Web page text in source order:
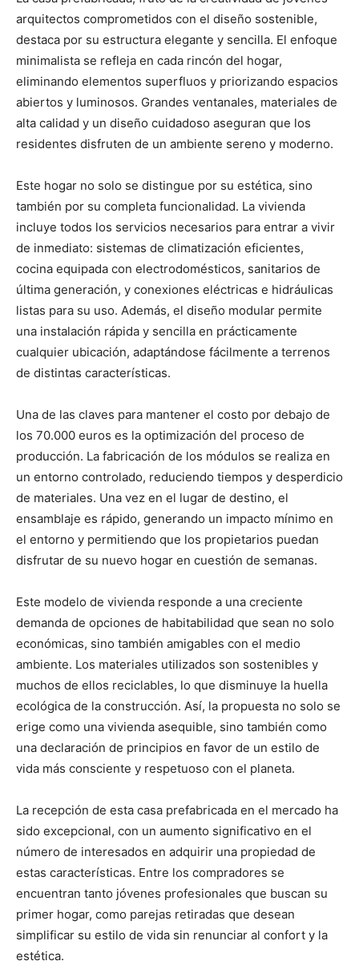
arquitectos comprometidos con el diseño sostenible,
destaca por su estructura elegante y sencilla. El enfoque
minimalista se refleja en cada rincón del hogar,
eliminando elementos superfluos y priorizando espacios
abiertos y luminosos. Grandes ventanales, materiales de
alta calidad y un diseño cuidadoso aseguran que los
residentes disfruten de un ambiente sereno y moderno.
Este hogar no solo se distingue por su estética, sino
también por su completa funcionalidad. La vivienda
incluye todos los servicios necesarios para entrar a vivir
de inmediato: sistemas de climatización eficientes,
cocina equipada con electrodomésticos, sanitarios de
última generación, y conexiones eléctricas e hidráulicas
listas para su uso. Además, el diseño modular permite
una instalación rápida y sencilla en prácticamente
cualquier ubicación, adaptándose fácilmente a terrenos
de distintas características.
Una de las claves para mantener el costo por debajo de
los 70.000 euros es la optimización del proceso de
producción. La fabricación de los módulos se realiza en
un entorno controlado, reduciendo tiempos y desperdicio
de materiales. Una vez en el lugar de destino, el
ensamblaje es rápido, generando un impacto mínimo en
el entorno y permitiendo que los propietarios puedan
disfrutar de su nuevo hogar en cuestión de semanas.
Este modelo de vivienda responde a una creciente
demanda de opciones de habitabilidad que sean no solo
económicas, sino también amigables con el medio
ambiente. Los materiales utilizados son sostenibles y
muchos de ellos reciclables, lo que disminuye la huella
ecológica de la construcción. Así, la propuesta no solo se
erige como una vivienda asequible, sino también como
una declaración de principios en favor de un estilo de
vida más consciente y respetuoso con el planeta.
La recepción de esta casa prefabricada en el mercado ha
sido excepcional, con un aumento significativo en el
número de interesados en adquirir una propiedad de
estas características. Entre los compradores se
encuentran tanto jóvenes profesionales que buscan su
primer hogar, como parejas retiradas que desean
simplificar su estilo de vida sin renunciar al confort y la
estética.